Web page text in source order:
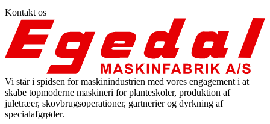
Kontakt os
Vi står i spidsen for maskinindustrien med vores engagement i at
skabe topmoderne maskineri for planteskoler, produktion af
juletræer, skovbrugsoperationer, gartnerier og dyrkning af
specialafgrøder.